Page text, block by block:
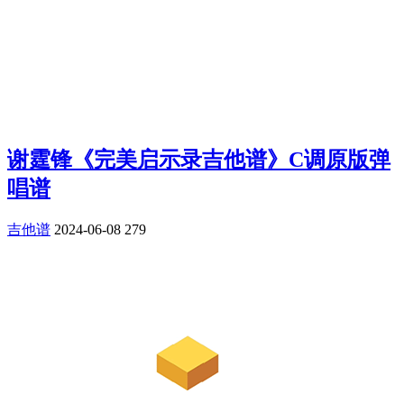
谢霆锋《完美启示录吉他谱》C调原版弹
唱谱
吉他谱 2024-06-08 279